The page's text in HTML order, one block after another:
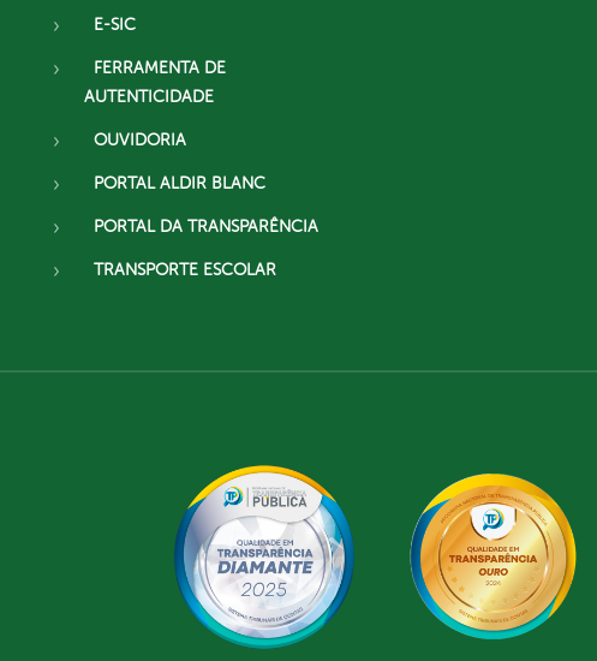
E-SIC
FERRAMENTA DE
AUTENTICIDADE
OUVIDORIA
PORTAL ALDIR BLANC
PORTAL DA TRANSPARÊNCIA
TRANSPORTE ESCOLAR